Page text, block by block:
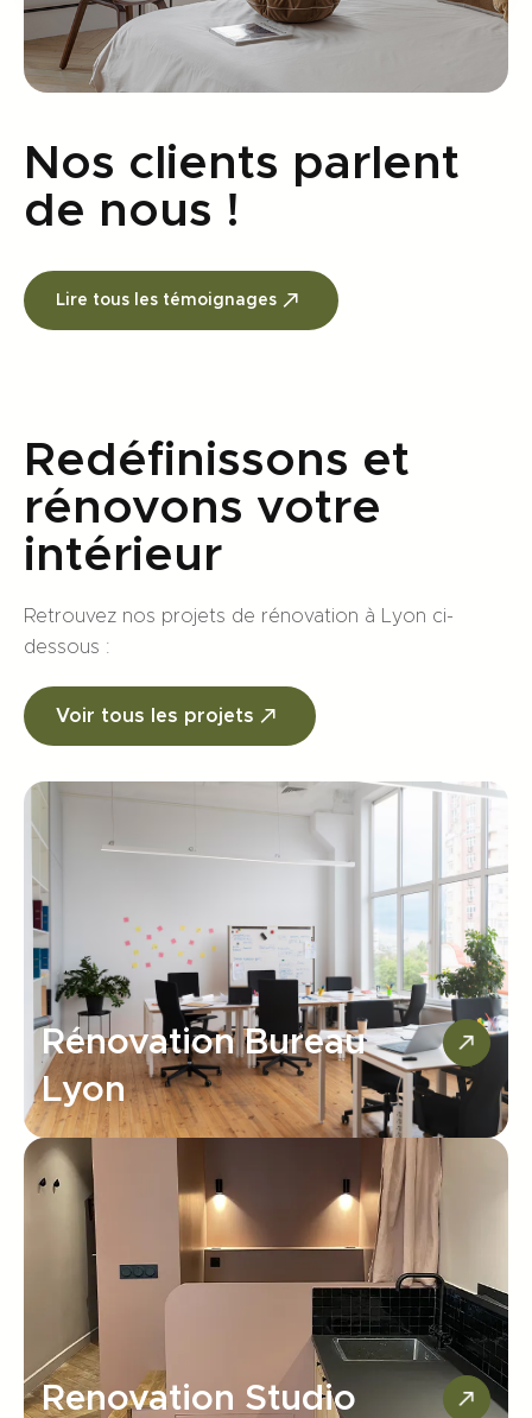
précaution. La
mur porteur,
de cloisons,
Nos clients parlent
de nous !
Lire tous les témoignages
Redéfinissons et
rénovons votre
intérieur
Retrouvez nos projets de rénovation à Lyon ci-
dessous :
Voir tous les projets
Rénovation Bureau
Lyon
Renovation Studio